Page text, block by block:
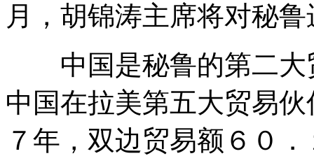
月，胡锦涛主席将对秘
中国是秘鲁的第二大
中国在拉美第五大贸易
７年，双边贸易额６０